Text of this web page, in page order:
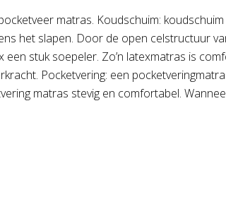
matras. Koudschuim:
het slapen. Door de open celstructuur
stuk soepeler. Zo’n latexmatras is
Pocketvering: een
matras stevig en comfortabel.